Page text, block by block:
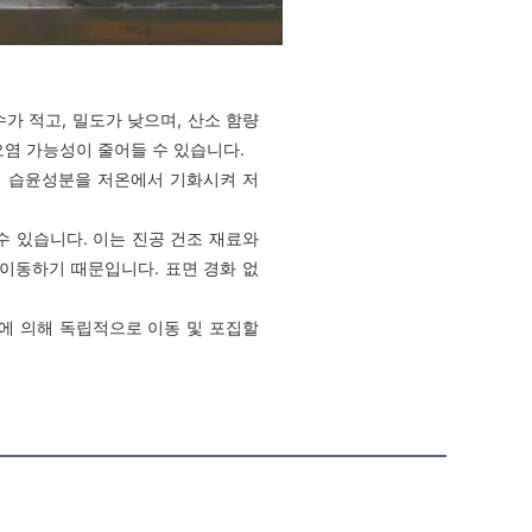
적고, 밀도가 낮으며, 산소 함량
가능성이 줄어들 수 있습니다.
윤성분을 저온에서 기화시켜 저
있습니다. 이는 진공 건조 재료와
동하기 때문입니다. 표면 경화 없
의해 독립적으로 이동 및 포집할